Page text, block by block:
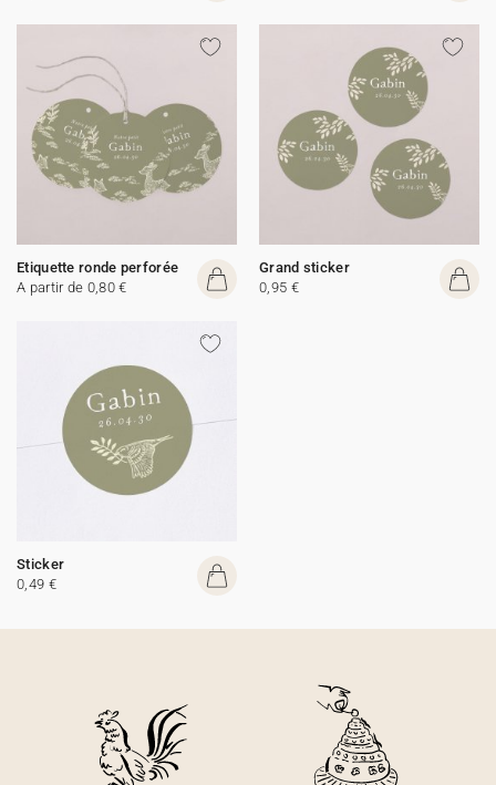
Etiquette ronde perforée
A partir de 0,80 €
Grand sticker
0,95 €
Sticker
0,49 €